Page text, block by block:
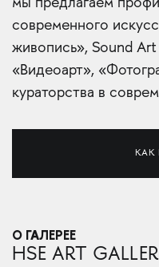
мы предлагаем
современного
живопись», Sound
«Видеоарт»,
кураторства в
КАК
О ГАЛЕРЕЕ
HSE ART